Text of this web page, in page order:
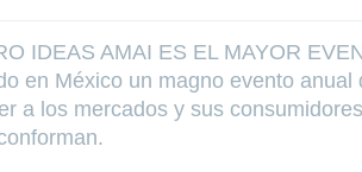
IDEAS AMAI ES EL MAYOR
en México un magno evento
a los mercados y sus